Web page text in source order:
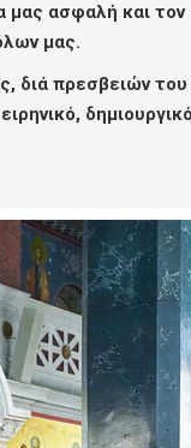
ασφαλή και τον
μας.
διά πρεσβειών